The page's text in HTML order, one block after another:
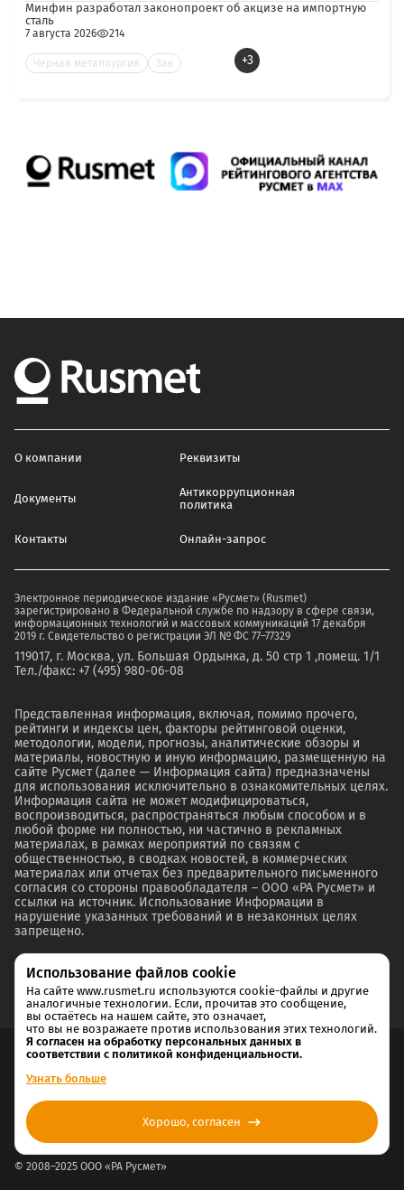
Минфин разработал законопроект об акцизе на импортную
сталь
7 августа 2026 214
Черная металлургия Зак +3
О компании Реквизиты
Документы
Антикоррупционная
политика
Контакты Онлайн-запрос
Электронное периодическое издание «Русмет» (Rusmet)
зарегистрировано в Федеральной службе по надзору в сфере связи,
информационных технологий и массовых коммуникаций 17 декабря
2019 г. Свидетельство о регистрации ЭЛ № ФС 77–77329
119017, г. Москва, ул. Большая Ордынка, д. 50 стр 1 ,помещ. 1/1
Тел./факс: +7 (495) 980-06-08
Представленная информация, включая, помимо прочего,
рейтинги и индексы цен, факторы рейтинговой оценки,
методологии, модели, прогнозы, аналитические обзоры и
материалы, новостную и иную информацию, размещенную на
сайте Русмет (далее — Информация сайта) предназначены
для использования исключительно в ознакомительных целях.
Информация сайта не может модифицироваться,
воспроизводиться, распространяться любым способом и в
любой форме ни полностью, ни частично в рекламных
материалах, в рамках мероприятий по связям с
общественностью, в сводках новостей, в коммерческих
материалах или отчетах без предварительного письменного
согласия со стороны правообладателя – ООО «РА Русмет» и
ссылки на источник. Использование Информации в
нарушение указанных требований и в незаконных целях
запрещено.
© 2008–2025 ООО «РА Русмет»
Согласие на обработку и хранение персональных данных
Политика конфиденциальности
Использование файлов cookie
На сайте www.rusmet.ru используются cookie-файлы и другие
аналогичные технологии. Если, прочитав это сообщение,
вы остаётесь на нашем сайте, это означает,
что вы не возражаете против использования этих технологий.
Я согласен на обработку персональных данных в
соответствии с политикой конфиденциальности.
Узнать больше
Хорошо, согласен